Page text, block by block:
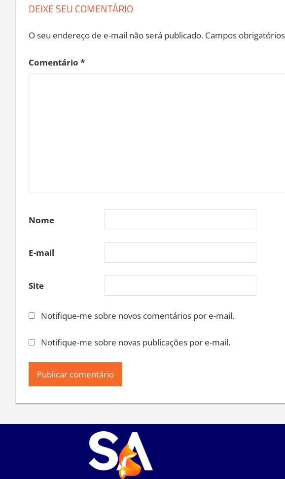
DEIXE SEU COMENTÁRIO
O seu endereço de e-mail não será publicado. Campos
Comentário *
Nome
E-mail
Site
Notifique-me sobre novos comentários por e-mail.
Notifique-me sobre novas publicações por e-mail.